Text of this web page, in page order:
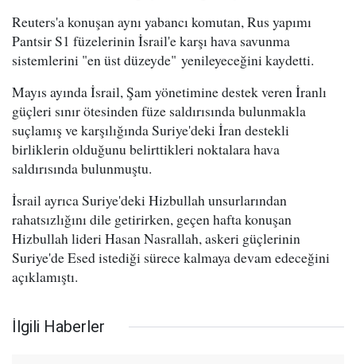
Reuters'a konuşan aynı yabancı komutan, Rus yapımı
Pantsir S1 füzelerinin İsrail'e karşı hava savunma
sistemlerini "en üst düzeyde" yenileyeceğini kaydetti.
Mayıs ayında İsrail, Şam yönetimine destek veren İranlı
güçleri sınır ötesinden füze saldırısında bulunmakla
suçlamış ve karşılığında Suriye'deki İran destekli
birliklerin olduğunu belirttikleri noktalara hava
saldırısında bulunmuştu.
İsrail ayrıca Suriye'deki Hizbullah unsurlarından
rahatsızlığını dile getirirken, geçen hafta konuşan
Hizbullah lideri Hasan Nasrallah, askeri güçlerinin
Suriye'de Esed istediği sürece kalmaya devam edeceğini
açıklamıştı.
İlgili Haberler